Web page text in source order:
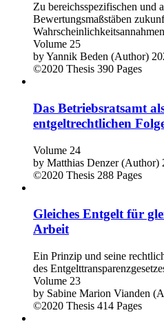
Zu bereichsspezifischen und
Bewertungsmaßstäben
Wahrscheinlichkeitsannahmen
Volume 25
byYannik Beden (Author)
©2020 Thesis 390 Pages
Das Betriebsratsamt
entgeltrechtlichen
Volume 24
by Matthias Denzer (Author)
©2020 Thesis 288 Pages
Gleiches Entgelt für
Arbeit
Ein Prinzip und seine
des
Volume 23
by Sabine Marion Vianden
©2020 Thesis 414 Pages